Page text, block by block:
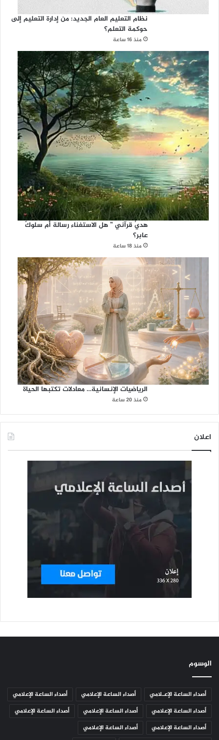
نظام التعليم العام الجديد: من إدارة التعليم إلى
حوكمة التعلم؟
منذ 16 ساعة
هديٌ قرآني ” هل الاستغناء رسالة أم سلوكً
عابر؟
منذ 18 ساعة
الرياضيات الإنسانية… معادلات تكتبها الحياة
منذ 20 ساعة
اعلان
الوسوم
أصداء الساعة الإعـلامي أصداء الساعة الإعلامي
أصداء الساعة الإعلامي
أصداء الساعة الإعلامي
أصداء الساعة الإعلامي
أصداء الساعة الإعلامي
أصداء الساعة الإعلامي
أصداء الساعة الإعلامي